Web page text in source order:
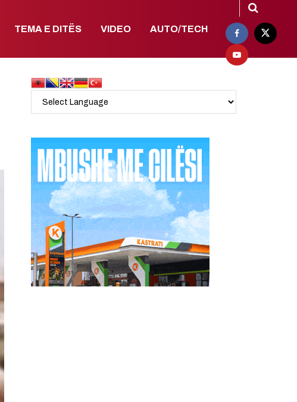
TEMA E DITËS VIDEO AUTO/TECH